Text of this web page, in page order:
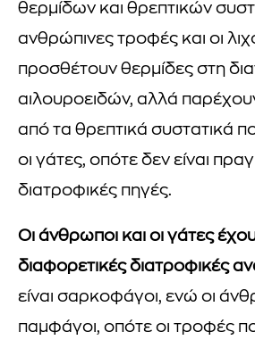
θερμίδων και θρεπτικών
ανθρώπινες τροφές και οι
προσθέτουν θερμίδες στη
αιλουροειδών, αλλά
από τα θρεπτικά συστατικά
οι γάτες, οπότε δεν είναι
διατροφικές πηγές.
Οι άνθρωποι και οι γάτες
διαφορετικές διατροφικές
είναι σαρκοφάγοι, ενώ οι
παμφάγοι, οπότε οι τροφές